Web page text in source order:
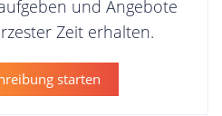
und Angebote
Zeit erhalten.
starten